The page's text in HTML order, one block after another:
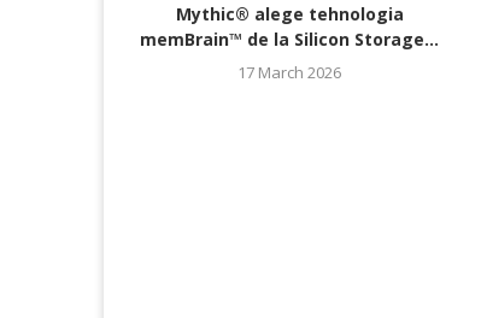
Mythic® alege tehnologia
memBrain™ de la Silicon Storage...
17 March 2026